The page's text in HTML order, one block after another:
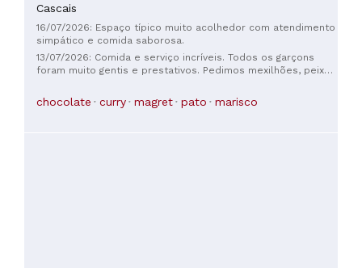
Cascais
16/07/2026: Espaço típico muito acolhedor com atendimento
simpático e comida saborosa.
13/07/2026: Comida e serviço incríveis. Todos os garçons
foram muito gentis e prestativos. Pedimos mexilhões, peixe
chocolate curry magret pato marisco